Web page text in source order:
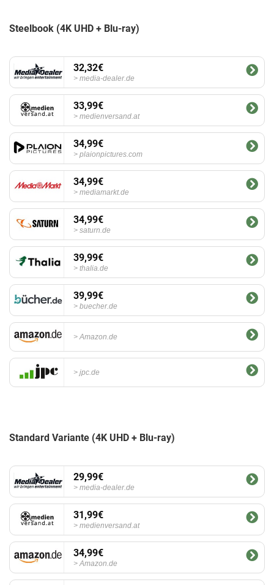
Steelbook (4K UHD + Blu-ray)
32,32€
media-dealer.de
33,99€
medienversand.at
34,99€
plaionpictures.com
34,99€
mediamarkt.de
34,99€
saturn.de
39,99€
thalia.de
39,99€
buecher.de
Amazon.de
jpc.de
Standard Variante (4K UHD + Blu-ray)
29,99€
media-dealer.de
31,99€
medienversand.at
34,99€
Amazon.de